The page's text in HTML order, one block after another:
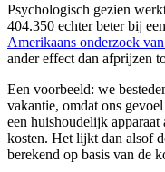
Psychologisch gezien
404.350 echter beter bij
Amerikaans onderzoek
ander effect dan afprijzen
Een voorbeeld: we
vakantie, omdat ons
een huishoudelijk apparaat
kosten. Het lijkt dan alsof
berekend op basis van de